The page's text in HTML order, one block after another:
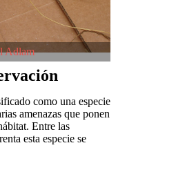
Adlam
como una especie
amenazas que ponen
Entre las
esta especie se